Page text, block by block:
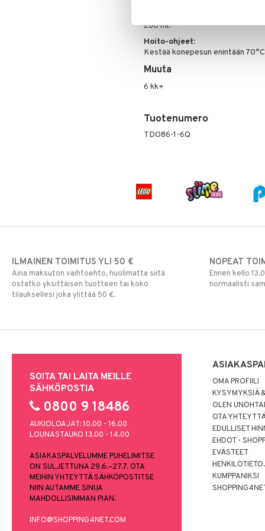
280 ml.
Hoito-ohjeet:
Kestää konepesun enintään
Muuta
6 kk+
Tuotenumero
TDO86-1-6Q
ILMAINEN TOIMITUS YLI 50 €
Aina maksuton vaihtoehto, huolimatta siitä
ostatko yksittäisen tuotteen tai koko
tilauksellesi joka ylittää 50 €.
NOPEAT
Ennen kello
normaalisti
SOITA TAI LAITA MEILLE
SÄHKÖPOSTIA
0800 9 18486
AUKIOLOAJAT: 10.00 - 16.00
LOUNASTAUKO 13.00 - 14.00
ASIAKASPALVELUMME PUHELIMITSE
ON SULJETTUNA 29.6.–27.7. OTA
MEIHIN YHTEYTTÄ SÄHKÖPOSTITSE
NIIN AUTAMME SINUA
MAHDOLLISIMMAN PIAN.
INFO@SHOPPING4NET.COM
OMA PROFIILI
KYSYMYKSIÄ
OLEN
OTA
EDULLISET
EHDOT -
EVÄSTEET
KUMPPANIKSI